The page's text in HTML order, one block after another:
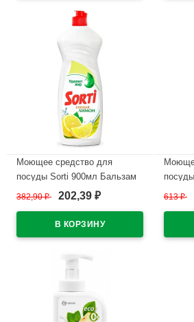
Моющее средство для
посуды Sorti 900мл Бальзам
382,90₽ 202,39 ₽ 613₽